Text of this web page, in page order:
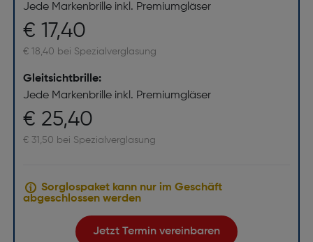
Jede Markenbrille inkl. Premiumgläser
€ 17,40
€ 18,40 bei Spezialverglasung
Gleitsichtbrille:
Jede Markenbrille inkl. Premiumgläser
€ 25,40
€ 31,50 bei Spezialverglasung
Sorglospaket kann nur im Geschäft
abgeschlossen werden
Jetzt Termin vereinbaren